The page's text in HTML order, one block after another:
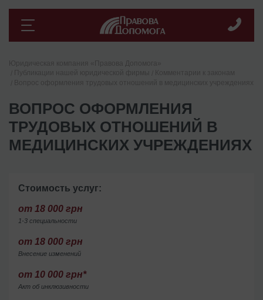
ВОПРОС ОФОРМЛЕНИЯ
ТРУДОВЫХ ОТНОШЕНИЙ В
МЕДИЦИНСКИХ УЧРЕЖДЕНИЯХ
Стоимость услуг:
от 18 000 грн
1-3 специальности
от 18 000 грн
Внесение изменений
от 10 000 грн*
Акт об инклюзивности